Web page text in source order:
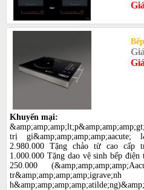
Khuyến mại:
trị gi&amp;amp;amp;amp;aacute;
2.980.000 Tặng chảo từ cao cấp
1.000.000 Tặng dao vệ sinh bếp
250.000